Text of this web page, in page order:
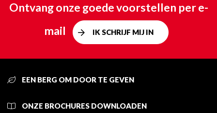
Ontvang onze goede voorstellen per e-
mail
IK SCHRIJF MIJ IN
EEN BERG OM DOOR TE GEVEN
ONZE BROCHURES DOWNLOADEN